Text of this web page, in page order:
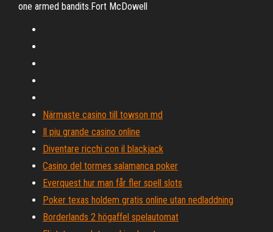
one armed bandits.Fort McDowell
Närmaste casino till towson md
Il piu grande casino online
Diventare ricchi con il blackjack
Casino del tormes salamanca poker
Everquest hur man får fler spell slots
Poker texas holdem gratis online utan nedladdning
Borderlands 2 högaffel spelautomat